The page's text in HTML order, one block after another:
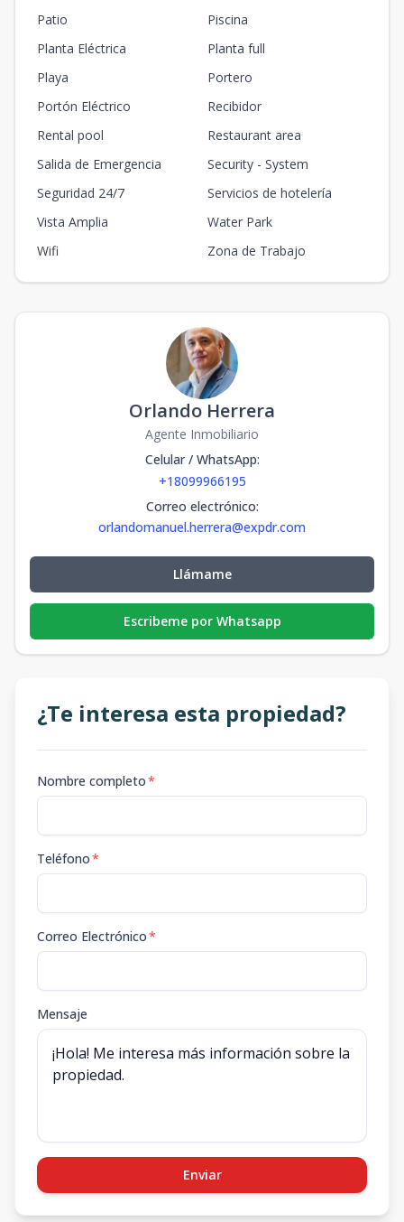
Patio
Piscina
Planta Eléctrica
Planta full
Playa
Portero
Portón Eléctrico
Recibidor
Rental pool
Restaurant area
Salida de Emergencia
Security - System
Seguridad 24/7
Servicios de hotelería
Vista Amplia
Water Park
Wifi
Zona de Trabajo
Orlando Herrera
Agente Inmobiliario
Celular / WhatsApp:
+18099966195
Correo electrónico:
orlandomanuel.herrera@expdr.com
Llámame
Escribeme por Whatsapp
¿Te interesa esta propiedad?
Nombre completo*
Teléfono*
Correo Electrónico*
Mensaje
Enviar